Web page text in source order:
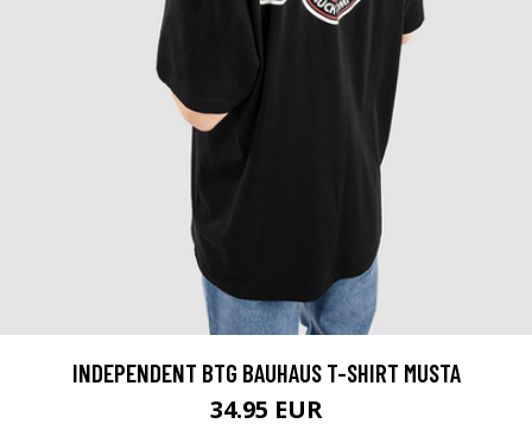
INDEPENDENT BTG BAUHAUS T-SHIRT MUSTA
34.95 EUR